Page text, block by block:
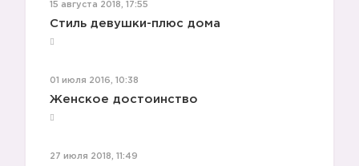
15 августа 2018, 17:55
Стиль девушки-плюс дома
01 июля 2016, 10:38
Женское достоинство
27 июля 2018, 11:49